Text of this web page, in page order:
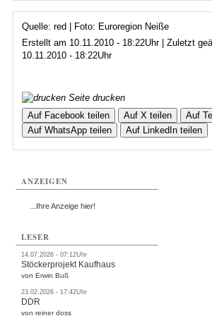
Quelle: red | Foto: Euroregion Neiße
Erstellt am 10.11.2010 - 18:22Uhr | Zuletzt
10.11.2010 - 18:22Uhr
Seite drucken
Auf Facebook teilen
Auf X teilen
Auf
Auf WhatsApp teilen
Auf LinkedIn teilen
ANZEIGEN
...Ihre Anzeige hier!
LESER
14.07.2026 - 07:12Uhr
Stöckerprojekt Kaufhaus
von Erwin Buß
23.02.2026 - 17:42Uhr
DDR
von reiner doss